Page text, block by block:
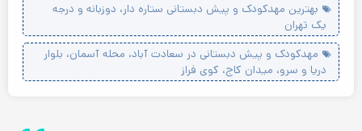
بهترین مهدکودک و پیش دبستانی ستاره دار، دوزبانه و درجه
یک تهران
مهدکودک و پیش دبستانی در سعادت آباد، محله آسمان، بلوار
دریا و سرو، میدان کاج، کوی فراز